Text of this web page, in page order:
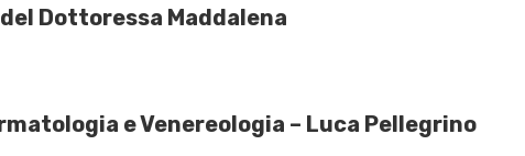
Dottoressa Maddalena
e Venereologia – Luca Pellegrino